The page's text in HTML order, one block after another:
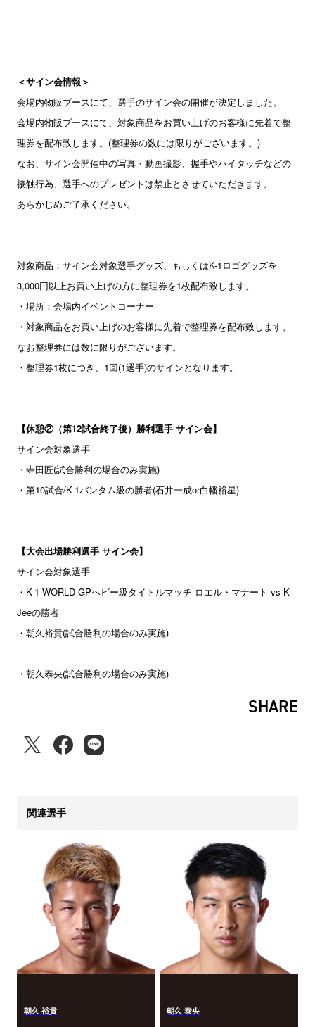
＜サイン会情報＞
会場内物販ブースにて、選手のサイン会の開催が決定しました。
会場内物販ブースにて、対象商品をお買い上げのお客様に先着で整
理券を配布致します。(整理券の数には限りがございます。)
なお、サイン会開催中の写真・動画撮影、握手やハイタッチなどの
接触行為、選手へのプレゼントは禁止とさせていただきます。
あらかじめご了承ください。
対象商品：サイン会対象選手グッズ、もしくはK-1ロゴグッズを
3,000円以上お買い上げの方に整理券を1枚配布致します。
・場所：会場内イベントコーナー
・対象商品をお買い上げのお客様に先着で整理券を配布致します。
なお整理券には数に限りがございます。
・整理券1枚につき、1回(1選手)のサインとなります。
【休憩②（第12試合終了後）勝利選手 サイン会】
サイン会対象選手
・寺田匠(試合勝利の場合のみ実施)
・第10試合/K-1バンタム級の勝者(石井一成or白幡裕星)
【大会出場勝利選手 サイン会】
サイン会対象選手
・K-1 WORLD GPヘビー級タイトルマッチ ロエル・マナート vs K-
Jeeの勝者
・朝久裕貴(試合勝利の場合のみ実施)
・朝久泰央(試合勝利の場合のみ実施)
SHARE
関連選手
朝久 裕貴 朝久 泰央